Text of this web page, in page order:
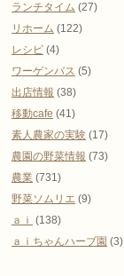
ランチタイム (27)
リホーム (122)
レシピ (4)
ワーゲンバス (5)
出店情報 (38)
移動cafe (41)
素人農家の実験 (17)
農園の野菜情報 (73)
農業 (731)
野菜ソムリエ (9)
ａｉ (138)
ａｉちゃんハーブ園 (3)